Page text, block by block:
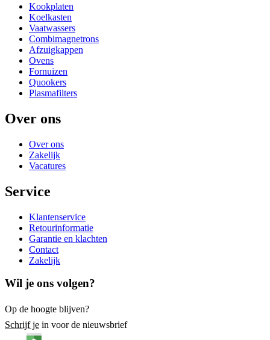
Kookplaten
Koelkasten
Vaatwassers
Combimagnetrons
Afzuigkappen
Ovens
Fornuizen
Quookers
Plasmafilters
Over ons
Over ons
Zakelijk
Vacatures
Service
Klantenservice
Retourinformatie
Garantie en klachten
Contact
Zakelijk
Wil je ons volgen?
Op de hoogte blijven?
Schrijf je in voor de nieuwsbrief